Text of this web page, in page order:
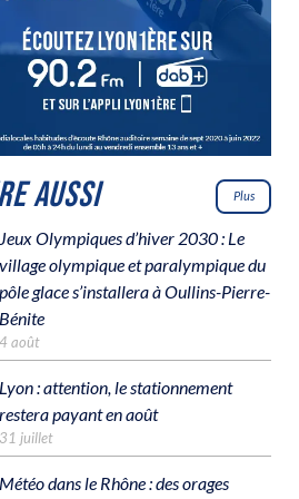
AUSSI Plus
Jeux Olympiques d’hiver 2030 : Le
village olympique et paralympique du
pôle glace s’installera à Oullins-Pierre-
Bénite
4 août
Lyon : attention, le stationnement
restera payant en août
31 juillet
Météo dans le Rhône : des orages